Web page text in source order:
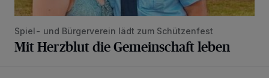
Spiel- und Bürgerverein lädt zum Schützenfest
Mit Herzblut die Gemeinschaft leben